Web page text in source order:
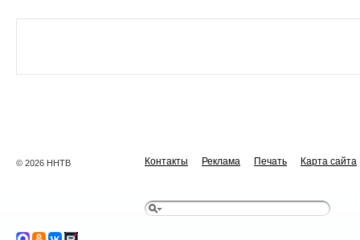
© 2026 ННТВ Контакты Реклама Печать Карта сайта